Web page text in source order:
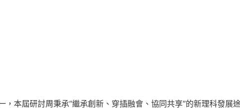
，本屆研討周秉承“繼承創新、穿插融會、協同共享”的新理科發展